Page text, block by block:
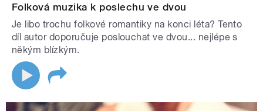
Folková muzika k poslechu ve dvou
Je libo trochu folkové romantiky na konci léta? Tento
díl autor doporučuje poslouchat ve dvou... nejlépe s
někým blízkým.